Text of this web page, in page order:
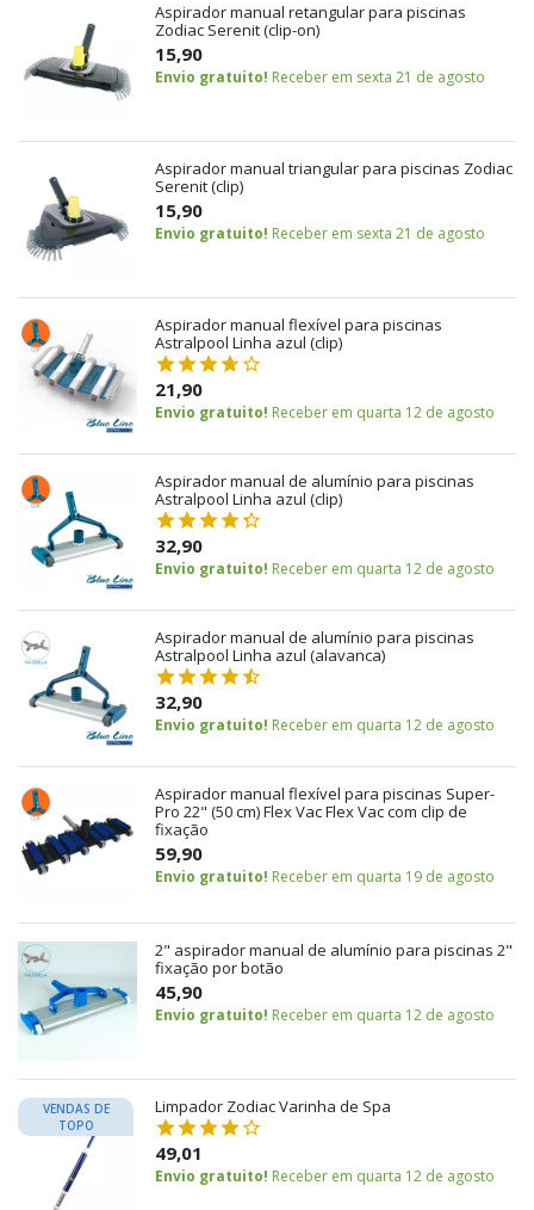
Aspirador manual retangular para piscinas
Zodiac Serenit (clip-on)
15,90
Envio gratuito! Receber em sexta 21 de agosto
Aspirador manual triangular para piscinas Zodiac
Serenit (clip)
15,90
Envio gratuito! Receber em sexta 21 de agosto
Aspirador manual flexível para piscinas
Astralpool Linha azul (clip)
21,90
Envio gratuito! Receber em quarta 12 de agosto
Aspirador manual de alumínio para piscinas
Astralpool Linha azul (clip)
32,90
Envio gratuito! Receber em quarta 12 de agosto
Aspirador manual de alumínio para piscinas
Astralpool Linha azul (alavanca)
32,90
Envio gratuito! Receber em quarta 12 de agosto
Aspirador manual flexível para piscinas Super-
Pro 22" (50 cm) Flex Vac Flex Vac com clip de
fixação
59,90
Envio gratuito! Receber em quarta 19 de agosto
2" aspirador manual de alumínio para piscinas 2"
fixação por botão
45,90
Envio gratuito! Receber em quarta 12 de agosto
VENDAS DE
TOPO
Limpador Zodiac Varinha de Spa
49,01
Envio gratuito! Receber em quarta 12 de agosto